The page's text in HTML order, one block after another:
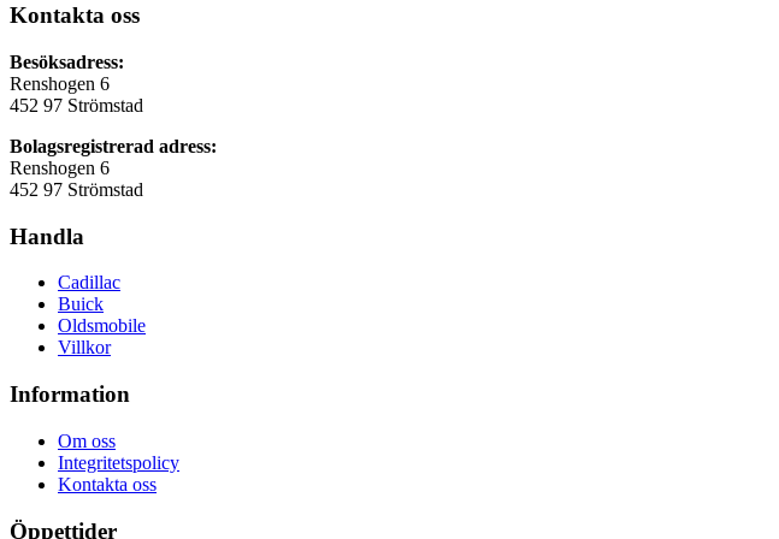
Kontakta oss
Besöksadress:
Renshogen 6
452 97 Strömstad
Bolagsregistrerad adress:
Renshogen 6
452 97 Strömstad
Handla
Cadillac
Buick
Oldsmobile
Villkor
Information
Om oss
Integritetspolicy
Kontakta oss
Öppettider